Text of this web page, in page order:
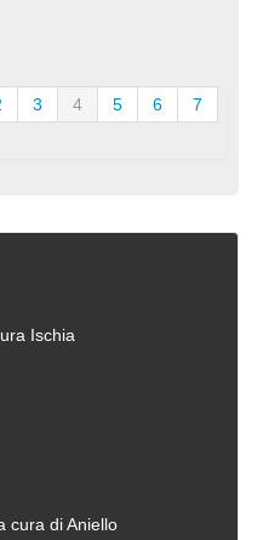
3 4 5 6
7
Ischia
cura di Aniello